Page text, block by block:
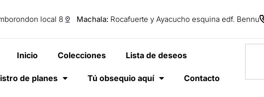
local 8 Machala: Rocafuerte y Ayacucho esquina edf. Bennu
Inicio Colecciones Lista de deseos
de planes Tú obsequio aquí Contacto